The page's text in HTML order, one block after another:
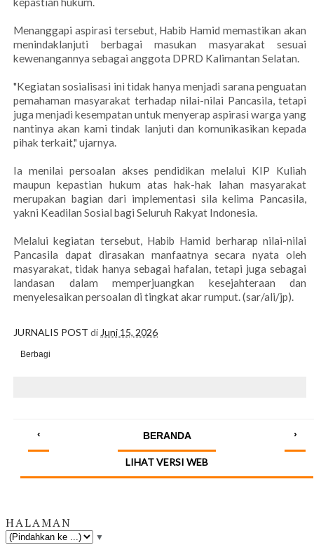
Menanggapi aspirasi tersebut, Habib Hamid memastikan akan
menindaklanjuti berbagai masukan masyarakat sesuai
kewenangannya sebagai anggota DPRD Kalimantan Selatan.
"Kegiatan sosialisasi ini tidak hanya menjadi sarana penguatan
pemahaman masyarakat terhadap nilai-nilai Pancasila, tetapi
juga menjadi kesempatan untuk menyerap aspirasi warga yang
nantinya akan kami tindak lanjuti dan komunikasikan kepada
pihak terkait," ujarnya.
Ia menilai persoalan akses pendidikan melalui KIP Kuliah
maupun kepastian hukum atas hak-hak lahan masyarakat
merupakan bagian dari implementasi sila kelima Pancasila,
yakni Keadilan Sosial bagi Seluruh Rakyat Indonesia.
Melalui kegiatan tersebut, Habib Hamid berharap nilai-nilai
Pancasila dapat dirasakan manfaatnya secara nyata oleh
masyarakat, tidak hanya sebagai hafalan, tetapi juga sebagai
landasan dalam memperjuangkan kesejahteraan dan
menyelesaikan persoalan di tingkat akar rumput. (sar/ali/jp).
JURNALIS POST di Juni 15, 2026
Berbagi
‹ ›
BERANDA
LIHAT VERSI WEB
HALAMAN
▼